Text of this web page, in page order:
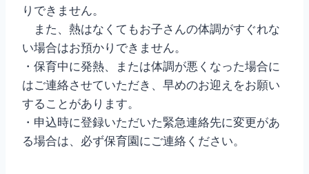
りできません。
また、熱はなくてもお子さんの体調がすぐれな
い場合はお預かりできません。
・保育中に発熱、または体調が悪くなった場合に
はご連絡させていただき、早めのお迎えをお願い
することがあります。
・申込時に登録いただいた緊急連絡先に変更があ
る場合は、必ず保育園にご連絡ください。